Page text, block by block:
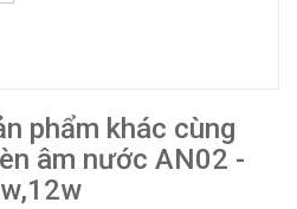
phẩm khác cùng
âm nước AN02 -